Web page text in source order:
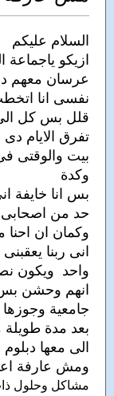
السلام عليكم
ازيكو ياجماعة
عرسان معهم
نفسى انا
قلل بس كل
تفرق الايام
بيت والوقتى
وكدة
بس انا خايفة
حد من
وكمان ان
انى ربنا
واحد ويكون
انهم وحشن
جامعية
بعد مدة
الى معها
ومش عارفة
مشاكل وحلول